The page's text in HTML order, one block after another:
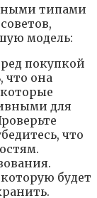
типами
модель:
покупкой
что она
для
что
будет